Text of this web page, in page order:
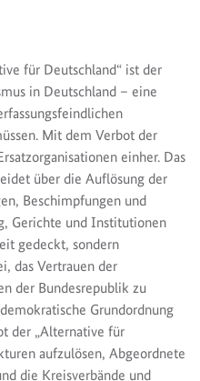
für Deutschland“ ist der
in Deutschland – eine
Mit dem Verbot der
einher. Das
über die Auflösung der
Beschimpfungen und
Gerichte und Institutionen
gedeckt, sondern
das Vertrauen der
der Bundesrepublik zu
Grundordnung
der „Alternative für
aufzulösen, Abgeordnete
die Kreisverbände und